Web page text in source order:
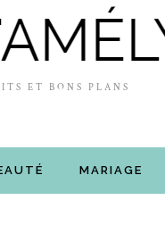
ET BONS PLANS
MARIAGE